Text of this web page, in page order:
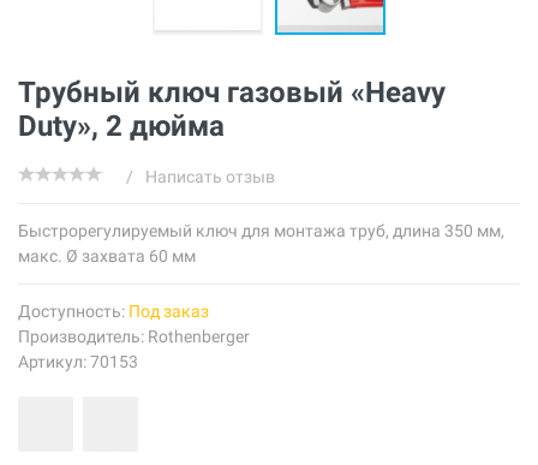
Трубный ключ газовый «Heavy
Duty», 2 дюйма
/ Написать отзыв
Быстрорегулируемый ключ для монтажа труб, длина 350 мм,
макс. Ø захвата 60 мм
Доступность: Под заказ
Производитель: Rothenberger
Артикул: 70153